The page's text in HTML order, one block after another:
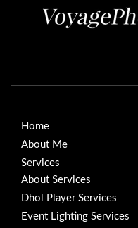
Home
About Me
Services
About Services
Dhol Player Services
Event Lighting Services